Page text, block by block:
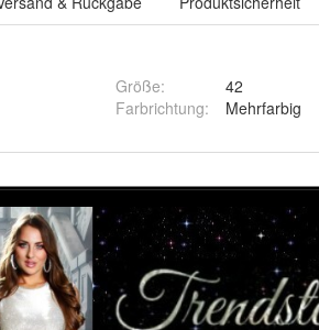
Größe:
42
Farbrichtung: Mehrfarbig